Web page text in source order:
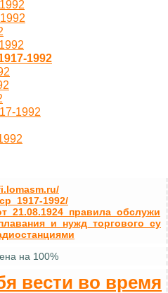
1992
1992
1992/
на 100%
вести во время